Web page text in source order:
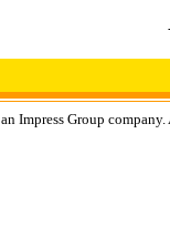
Impress Group